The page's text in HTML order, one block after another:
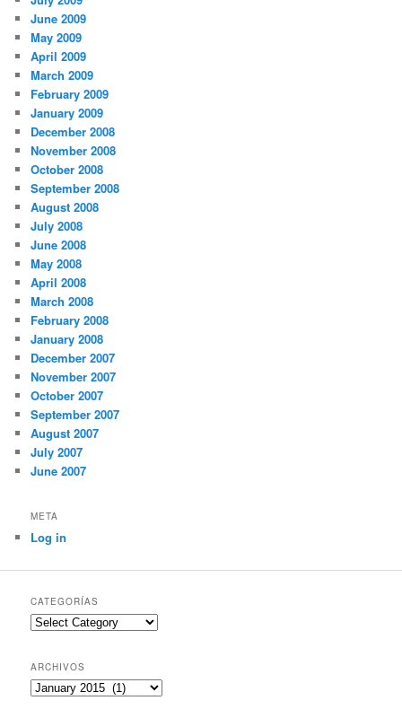
June 2009
May 2009
April 2009
March 2009
February 2009
January 2009
December 2008
November 2008
October 2008
September 2008
August 2008
July 2008
June 2008
May 2008
April 2008
March 2008
February 2008
January 2008
December 2007
November 2007
October 2007
September 2007
August 2007
July 2007
June 2007
META
Log in
CATEGORÍAS
Categorías
ARCHIVOS
Archivos